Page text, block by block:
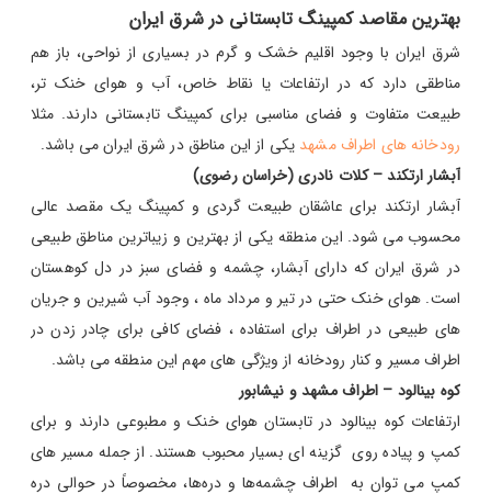
بهترین مقاصد کمپینگ تابستانی در شرق ایران
شرق ایران با وجود اقلیم خشک و گرم در بسیاری از نواحی، باز هم
مناطقی دارد که در ارتفاعات یا نقاط خاص، آب‌ و هوای خنک‌ تر،
طبیعت متفاوت و فضای مناسبی برای کمپینگ تابستانی دارند. مثلا
رودخانه های اطراف مشهد یکی از این مناطق در شرق ایران می باشد.
آبشار ارتکند – کلات نادری (خراسان رضوی)
آبشار ارتکند برای عاشقان طبیعت‌ گردی و کمپینگ یک مقصد عالی
محسوب می‌ شود. این منطقه یکی از بهترین و زیباترین مناطق طبیعی
در شرق ایران که دارای آبشار، چشمه و فضای سبز در دل کوهستان
است. هوای خنک حتی در تیر و مرداد ماه ، وجود آب شیرین و جریان‌
های طبیعی در اطراف برای استفاده ، فضای کافی برای چادر زدن در
اطراف مسیر و کنار رودخانه از ویژگی های مهم این منطقه می باشد.
کوه بینالود – اطراف مشهد و نیشابور
ارتفاعات کوه بینالود در تابستان هوای خنک و مطبوعی دارند و برای
کمپ و پیاده‌ روی گزینه‌ ای بسیار محبوب هستند. از جمله مسیر های
کمپ می توان به اطراف چشمه‌ها و دره‌ها، مخصوصاً در حوالی دره